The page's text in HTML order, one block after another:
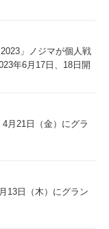
」ノジマが個人戦
年6月17日、18日開
月21日（金）にグラ
13日（木）にグラン